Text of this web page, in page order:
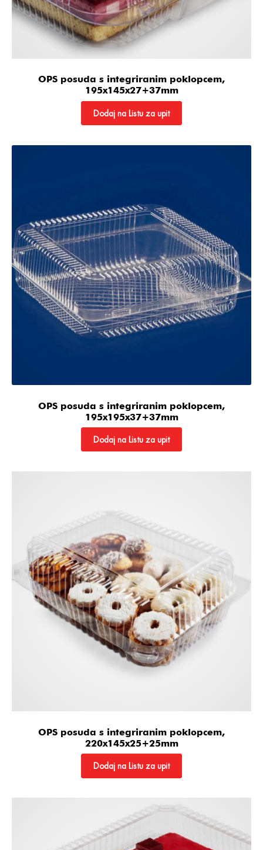
OPS posuda s integriranim poklopcem,
195x145x27+37mm
Dodaj na Listu za upit
OPS posuda s integriranim poklopcem,
195x195x37+37mm
Dodaj na Listu za upit
OPS posuda s integriranim poklopcem,
220x145x25+25mm
Dodaj na Listu za upit